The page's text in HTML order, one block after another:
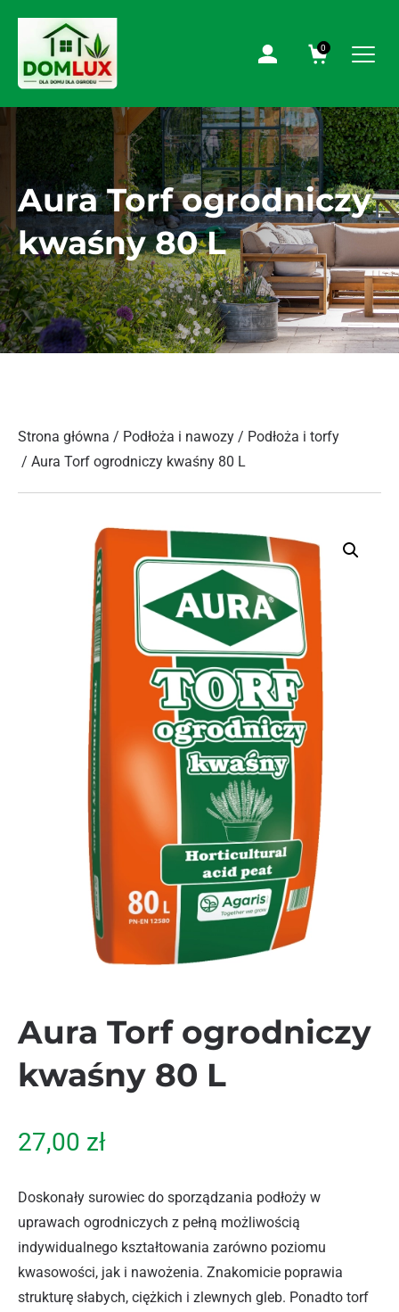
0
Aura Torf ogrodniczy
kwaśny 80 L
Strona główna / Podłoża i nawozy / Podłoża i torfy
/ Aura Torf ogrodniczy kwaśny 80 L
Aura Torf ogrodniczy
kwaśny 80 L
27,00 zł
Doskonały surowiec do sporządzania podłoży w
uprawach ogrodniczych z pełną możliwością
indywidualnego kształtowania zarówno poziomu
kwasowości, jak i nawożenia. Znakomicie poprawia
strukturę słabych, ciężkich i zlewnych gleb. Ponadto torf